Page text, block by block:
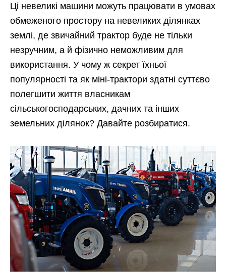
Ці невеликі машини можуть працювати в умовах
обмеженого простору на невеликих ділянках
землі, де звичайний трактор буде не тільки
незручним, а й фізично неможливим для
використання. У чому ж секрет їхньої
популярності та як міні-трактори здатні суттєво
полегшити життя власникам
сільськогосподарських, дачних та інших
земельних ділянок? Давайте розбиратися.